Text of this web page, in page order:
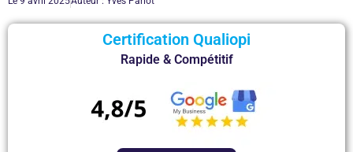
Certification Qualiopi
Rapide & Compétitif